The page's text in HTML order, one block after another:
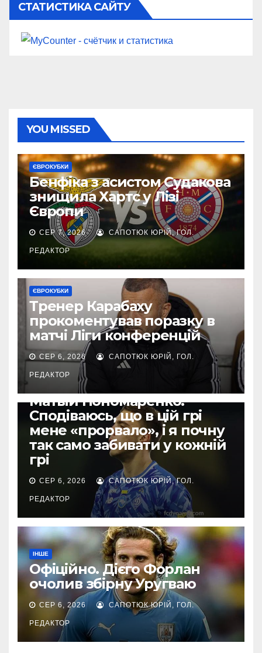
СТАТИСТИКА САЙТУ
YOU MISSED
ЄВРОКУБКИ
Бенфіка з асистом Судакова
знищила Хартс у Лізі
Європи
СЕР 7, 2026 САПОТЮК ЮРІЙ, ГОЛ.
РЕДАКТОР
ЄВРОКУБКИ
Тренер Карабаху
прокоментував поразку в
матчі Ліги конференцій
СЕР 6, 2026 САПОТЮК ЮРІЙ, ГОЛ.
РЕДАКТОР
Матвій Пономаренко:
Сподіваюсь, що в цій грі
мене «прорвало», і я почну
так само забивати у кожній
грі
СЕР 6, 2026 САПОТЮК ЮРІЙ, ГОЛ.
РЕДАКТОР
ІНШЕ
Офіційно. Дієго Форлан
очолив збірну Уругваю
СЕР 6, 2026 САПОТЮК ЮРІЙ, ГОЛ.
РЕДАКТОР